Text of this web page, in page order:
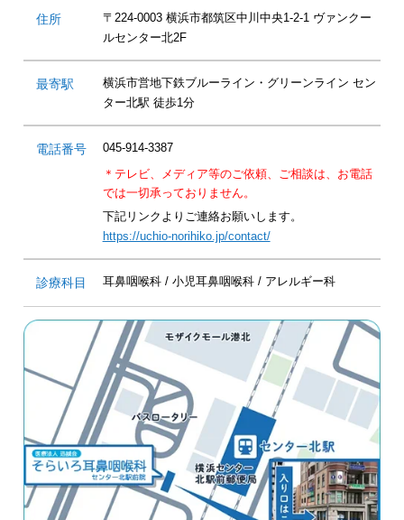
住所
〒224-0003 横浜市都筑区中川中央1-2-1 ヴァンクー
ルセンター北2F
最寄駅
横浜市営地下鉄ブルーライン・グリーンライン セン
ター北駅 徒歩1分
電話番号
045-914-3387
＊テレビ、メディア等のご依頼、ご相談は、 お電話
では一切承っておりません。
下記リンクよりご連絡お願いします。
https://uchio-norihiko.jp/contact/
診療科目 耳鼻咽喉科 / 小児耳鼻咽喉科 / アレルギー科